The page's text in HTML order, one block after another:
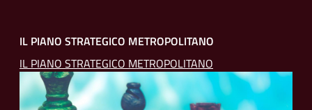
IL PIANO STRATEGICO METROPOLITANO
IL PIANO STRATEGICO METROPOLITANO